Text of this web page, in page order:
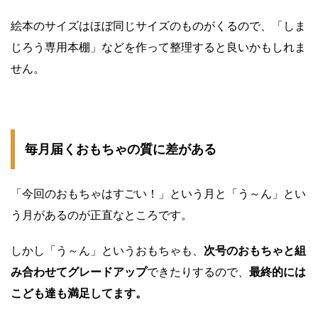
絵本のサイズはほぼ同じサイズのものがくるので、「しま
じろう専用本棚」などを作って整理すると良いかもしれま
せん。
毎月届くおもちゃの質に差がある
「今回のおもちゃはすごい！」という月と「う～ん」とい
う月があるのが正直なところです。
しかし「う～ん」というおもちゃも、 次号のおもちゃと組
み合わせてグレードアップできたりするので、 最終的には
こども達も満足してます。